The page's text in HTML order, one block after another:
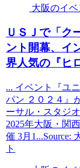
大阪のイベ
ＵＳＪで「ク
ント 開幕、イ
界人気の『ヒ
... イベント『ユ
パン ２０２４』
ーサル・スタジ
2025年大阪・関
催 3月1...Source:
ト